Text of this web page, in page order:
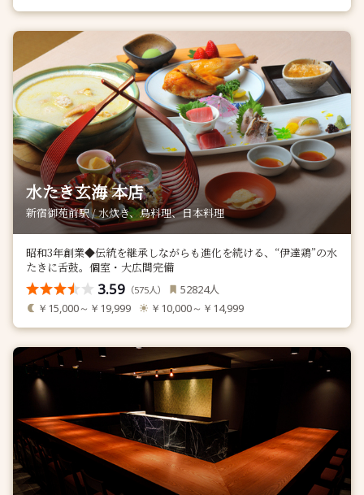
水たき玄海 本店
新宿御苑前駅 / 水炊き、鳥料理、日本料理
昭和3年創業◆伝統を継承しながらも進化を続ける、“伊達鶏”の水
たきに舌鼓。個室・大広間完備
3.59 （575人） 52824人
￥15,000～￥19,999 ￥10,000～￥14,999